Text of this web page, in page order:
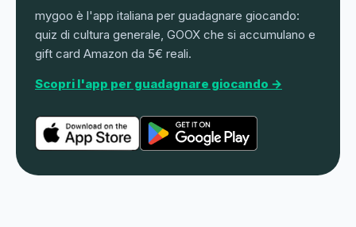
mygoo è l'app italiana per guadagnare giocando:
quiz di cultura generale, GOOX che si accumulano e
gift card Amazon da 5€ reali.
Scopri l'app per guadagnare giocando →